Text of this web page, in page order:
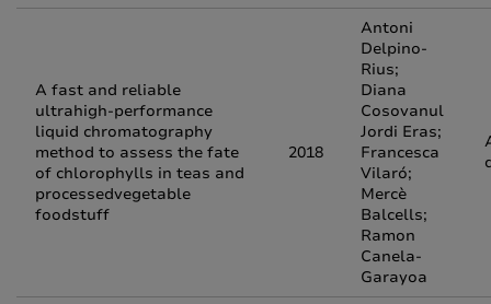
A fast and reliable
ultrahigh-performance
liquid chromatography
method to assess the fate
of chlorophylls in teas and
processedvegetable
foodstuff
2018
Antoni
Delpino-
Rius;
Diana
Cosovanul
Jordi Eras;
Francesca
Vilaró;
Mercè
Balcells;
Ramon
Canela-
Garayoa